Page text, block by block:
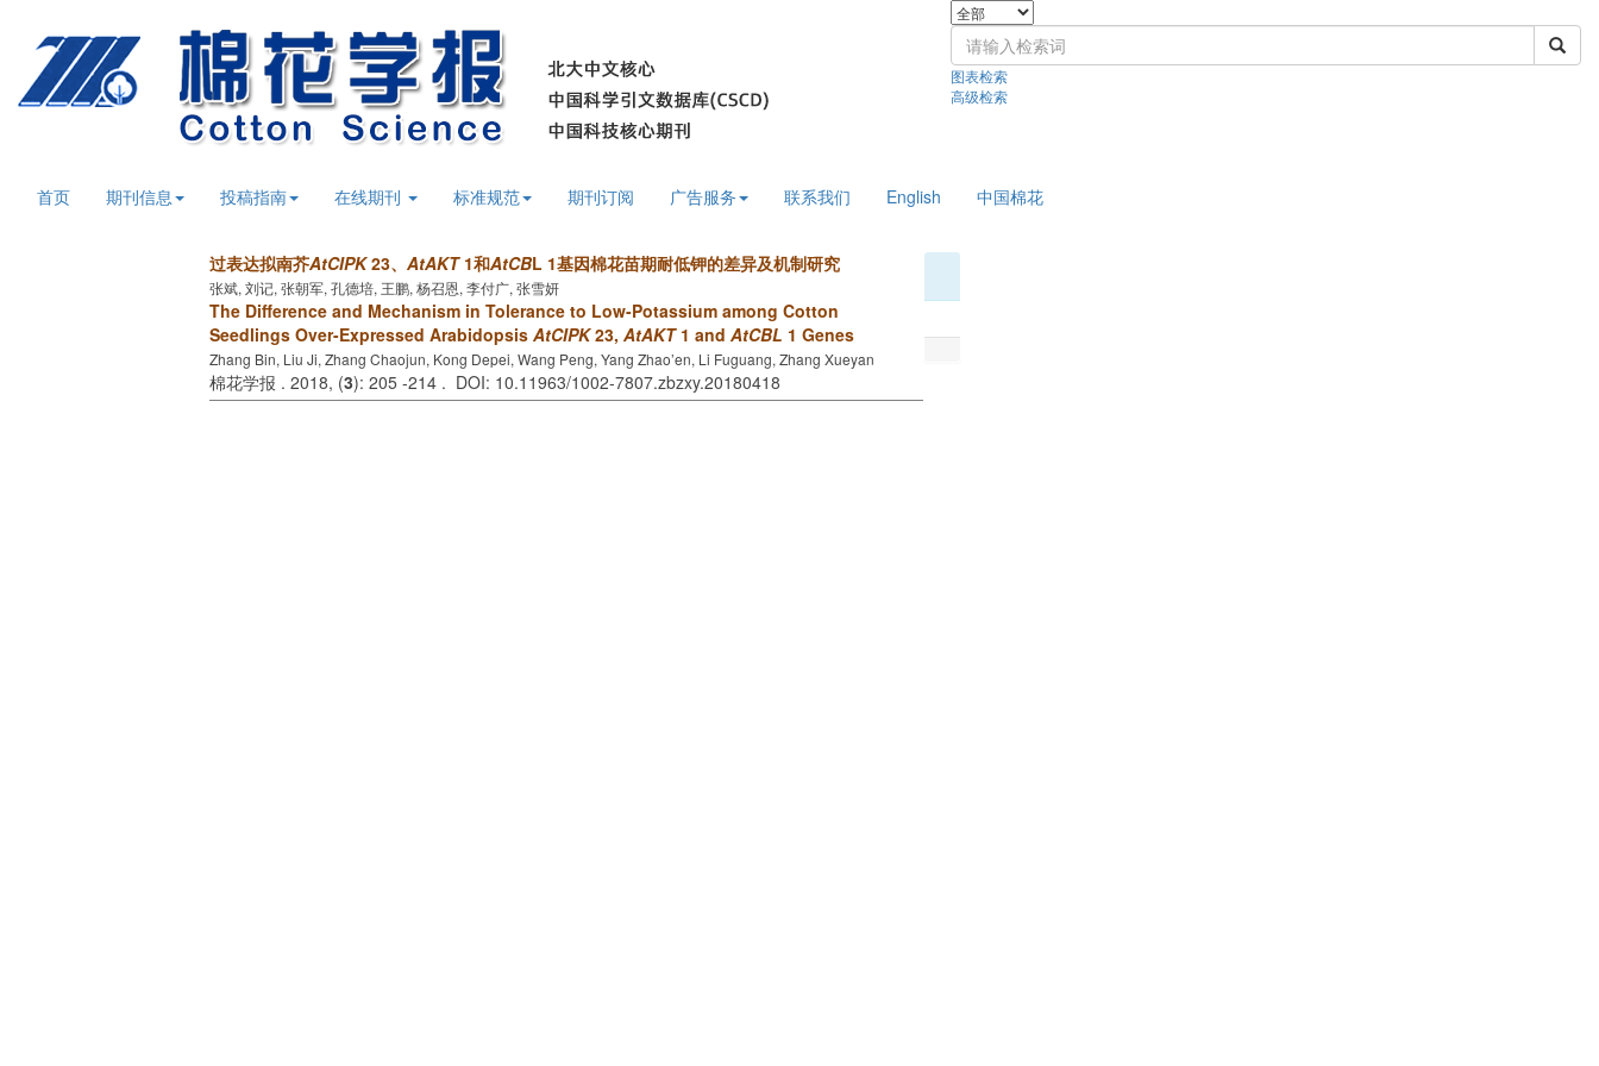
图表检索
高级检索
首页 期刊信息 投稿指南 在线期刊 标准规范 期刊订阅 广告服务 联系我们 English 中国棉花
过表达拟南芥AtCIPK23、 AtAKT1和AtCBL 1基因棉花苗期耐低钾的差异及机制研究
张斌, 刘记, 张朝军, 孔德培, 王鹏, 杨召恩, 李付广, 张雪妍
The Difference and Mechanism in Tolerance to Low-Potassium among Cotton
Seedlings Over-Expressed Arabidopsis AtCIPK23, AtAKT1 and AtCBL 1 Genes
Zhang Bin, Liu Ji, Zhang Chaojun, Kong Depei, Wang Peng, Yang Zhao’en, Li Fuguang, Zhang Xueyan
棉花学报 . 2018, (3): 205 -214 . DOI: 10.11963/1002-7807.zbzxy.20180418